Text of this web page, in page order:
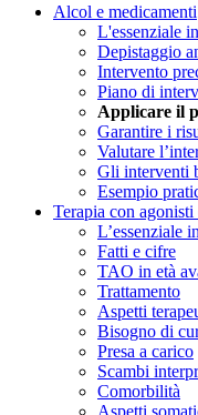
Alcol e medicamenti
L'essenziale
Depistaggio
Intervento
Piano di
Applicare il
Garantire i
Valutare
Gli interventi
Esempio
Terapia con
L’essenziale
Fatti e cifre
TAO in età
Trattamento
Aspetti
Bisogno di
Presa a carico
Scambi
Comorbilità
Aspetti